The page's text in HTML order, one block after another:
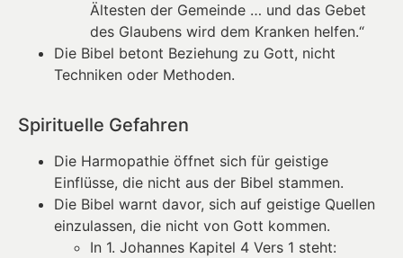
Ältesten der Gemeinde … und das Gebet
des Glaubens wird dem Kranken helfen.“
Die Bibel betont Beziehung zu Gott, nicht
Techniken oder Methoden.
Spirituelle Gefahren
Die Harmopathie öffnet sich für geistige
Einflüsse, die nicht aus der Bibel stammen.
Die Bibel warnt davor, sich auf geistige Quellen
einzulassen, die nicht von Gott kommen.
In 1. Johannes Kapitel 4 Vers 1 steht: